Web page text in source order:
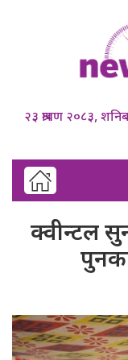
२३ श्रावण २०८३,
क्वीन्टल सुन